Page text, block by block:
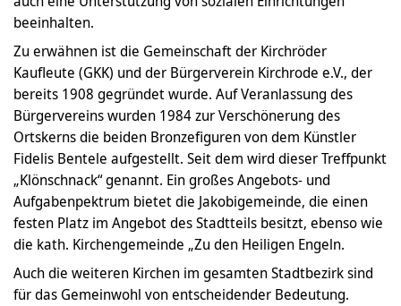
beeinhalten.
Zu erwähnen ist die Gemeinschaft der Kirchröder
Kaufleute (GKK) und der Bürgerverein Kirchrode e.V., der
bereits 1908 gegründet wurde. Auf Veranlassung des
Bürgervereins wurden 1984 zur Verschönerung des
Ortskerns die beiden Bronzefiguren von dem Künstler
Fidelis Bentele aufgestellt. Seit dem wird dieser Treffpunkt
„Klönschnack“ genannt. Ein großes Angebots- und
Aufgabenpektrum bietet die Jakobigemeinde, die einen
festen Platz im Angebot des Stadtteils besitzt, ebenso wie
die kath. Kirchengemeinde „Zu den Heiligen Engeln.
Auch die weiteren Kirchen im gesamten Stadtbezirk sind
für das Gemeinwohl von entscheidender Bedeutung.